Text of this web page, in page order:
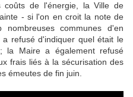
de l'énergie, la Ville de
- si l'on en croit la note de
communes d'en
refusé d'indiquer quel était le
la Maire a également refusé
frais liés à la sécurisation des
émeutes de fin juin.